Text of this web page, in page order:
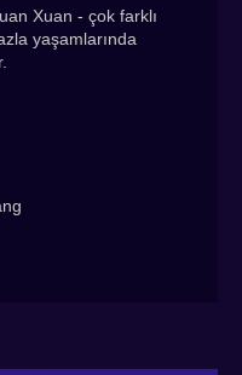
Xuan - çok farklı
yaşamlarında